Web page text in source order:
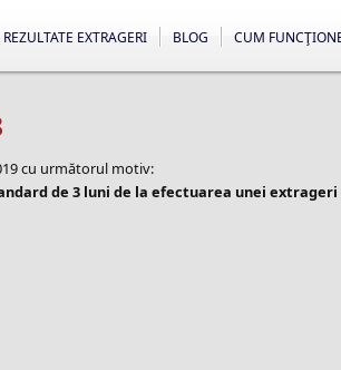
CUM
BLOG
REZULTATE EXTRAGERI
cu următorul motiv:
de 3 luni de la efectuarea unei